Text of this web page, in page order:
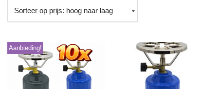
Aanbieding!